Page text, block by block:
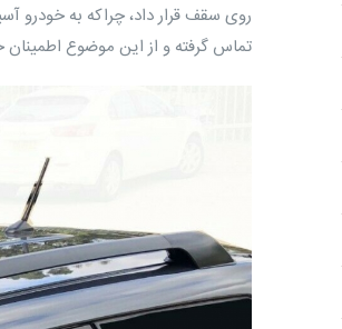
روی سقف قرار داد، چراکه به خودرو
تماس گرفته و از این موضوع